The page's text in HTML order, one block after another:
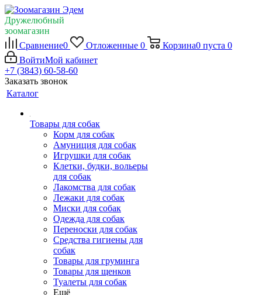
Дружелюбный
зоомагазин
Сравнение0 Отложенные 0 Корзина0 пуста 0
ВойтиМой кабинет
+7 (3843) 60-58-60
Заказать звонок
Каталог
Товары для собак
Корм для собак
Амуниция для собак
Игрушки для собак
Клетки, будки, вольеры
для собак
Лакомства для собак
Лежаки для собак
Миски для собак
Одежда для собак
Переноски для собак
Средства гигиены для
собак
Товары для груминга
Товары для щенков
Туалеты для собак
Ещё